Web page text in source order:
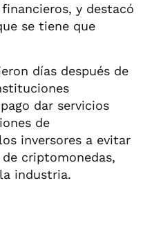
y destacó
se tiene que
días después de
dar servicios
de
inversores a evitar
criptomonedas,
industria.